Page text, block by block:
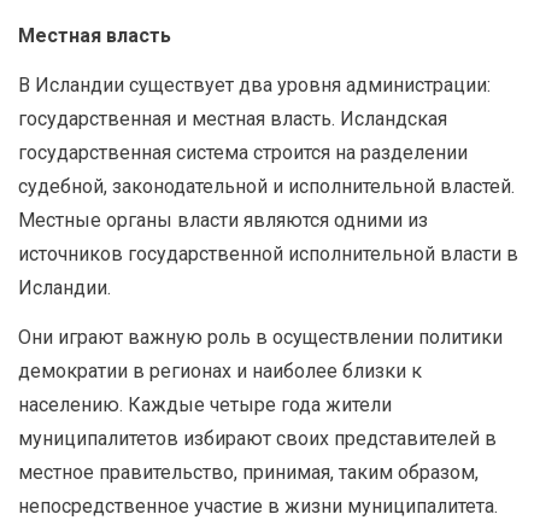
Местная власть
В Исландии существует два уровня администрации:
государственная и местная власть. Исландская
государственная система строится на разделении
судебной, законодательной и исполнительной властей.
Местные органы власти являются одними из
источников государственной исполнительной власти в
Исландии.
Они играют важную роль в осуществлении политики
демократии в регионах и наиболее близки к
населению. Каждые четыре года жители
муниципалитетов избирают своих представителей в
местное правительство, принимая, таким образом,
непосредственное участие в жизни муниципалитета.